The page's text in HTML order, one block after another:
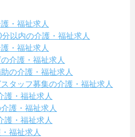
・福祉求人
以内の介護・福祉求人
・福祉求人
介護・福祉求人
の介護・福祉求人
タッフ募集の介護・福祉求人
護・福祉求人
護・福祉求人
護・福祉求人
福祉求人